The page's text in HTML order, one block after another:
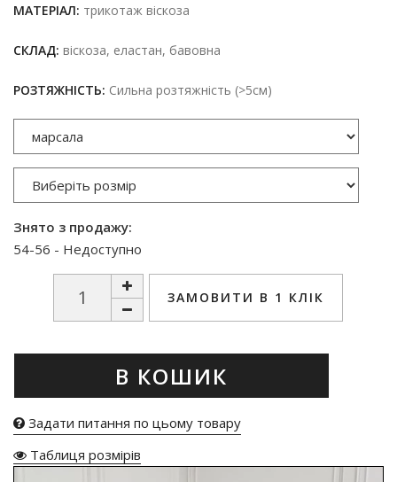
МАТЕРІАЛ: трикотаж віскоза
СКЛАД: віскоза, еластан, бавовна
РОЗТЯЖНІСТЬ: Сильна розтяжність (>5см)
Знято з продажу:
54-56 - Недоступно
ЗАМОВИТИ В 1 КЛІК
В КОШИК
Задати питання по цьому товару
Таблиця розмірів